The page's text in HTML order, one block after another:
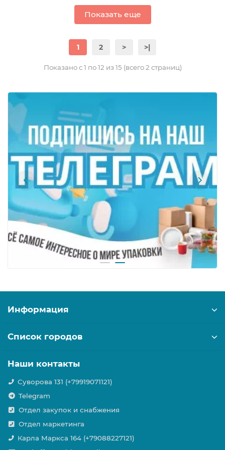
Показать еще
1 2 > >|
Показано с 1 по 12 из 15 (всего 2 страниц)
Информация
Список городов
Наши контакты
Суворова 131 (+79919071121)
Telegram
Отдел закупок и снабжения
Отдел маркетинга
Карла Маркса 164 (+79088227121)